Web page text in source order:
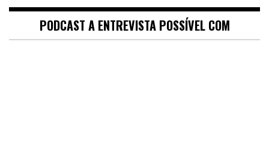
PODCAST A ENTREVISTA POSSÍVEL COM